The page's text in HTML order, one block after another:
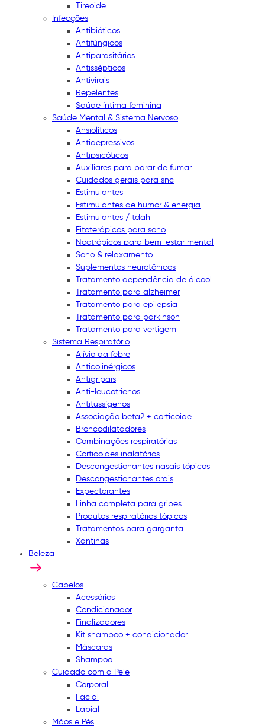
Tireoide
Infecções
Antibióticos
Antifúngicos
Antiparasitários
Antissépticos
Antivirais
Repelentes
Saúde íntima feminina
Saúde Mental & Sistema Nervoso
Ansiolíticos
Antidepressivos
Antipsicóticos
Auxiliares para parar de fumar
Cuidados gerais para snc
Estimulantes
Estimulantes de humor & energia
Estimulantes / tdah
Fitoterápicos para sono
Nootrópicos para bem-estar mental
Sono & relaxamento
Suplementos neurotônicos
Tratamento dependência de álcool
Tratamento para alzheimer
Tratamento para epilepsia
Tratamento para parkinson
Tratamento para vertigem
Sistema Respiratório
Alívio da febre
Anticolinérgicos
Antigripais
Anti-leucotrienos
Antitussígenos
Associação beta2 + corticoide
Broncodilatadores
Combinações respiratórias
Corticoides inalatórios
Descongestionantes nasais tópicos
Descongestionantes orais
Expectorantes
Linha completa para gripes
Produtos respiratórios tópicos
Tratamentos para garganta
Xantinas
Beleza
Cabelos
Acessórios
Condicionador
Finalizadores
Kit shampoo + condicionador
Máscaras
Shampoo
Cuidado com a Pele
Corporal
Facial
Labial
Mãos e Pés